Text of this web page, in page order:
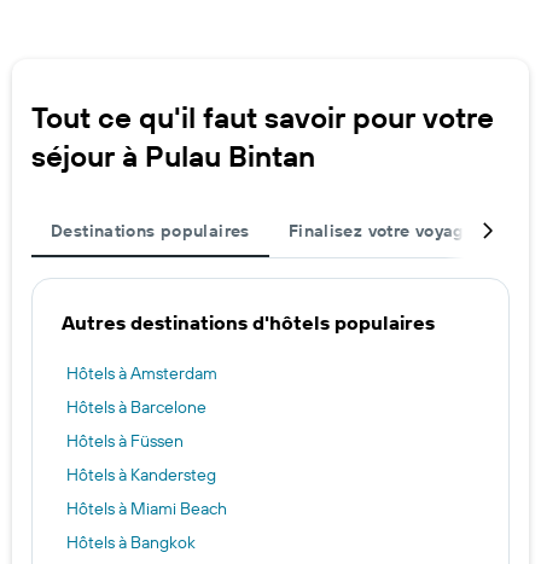
Tout ce qu'il faut savoir pour votre
séjour à Pulau Bintan
Destinations populaires Finalisez votre voyage
Autres destinations d'hôtels populaires
Hôtels à Amsterdam
Hôtels à Barcelone
Hôtels à Füssen
Hôtels à Kandersteg
Hôtels à Miami Beach
Hôtels à Bangkok